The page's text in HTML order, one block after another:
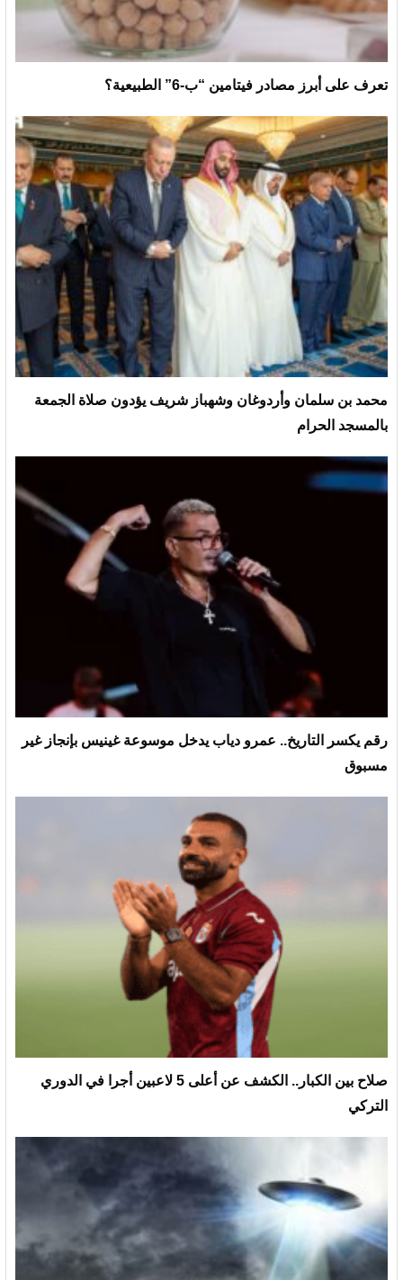
تعرف على أبرز مصادر فيتامين “ب-6” الطبيعية؟
محمد بن سلمان وأردوغان وشهباز شريف يؤدون صلاة الجمعة
بالمسجد الحرام
رقم يكسر التاريخ.. عمرو دياب يدخل موسوعة غينيس بإنجاز غير
مسبوق
صلاح بين الكبار.. الكشف عن أعلى 5 لاعبين أجرا في الدوري
التركي